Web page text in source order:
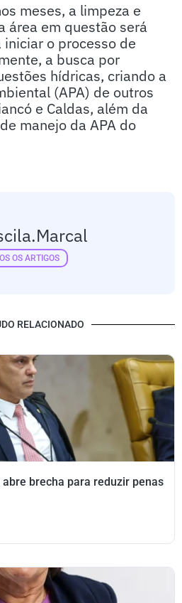
meses, a limpeza e
área em questão será
o processo de
a busca por
hídricas, criando a
(APA) de outros
e Caldas, além da
manejo da APA do
OS ARTIGOS
RELACIONADO
brecha para reduzir penas